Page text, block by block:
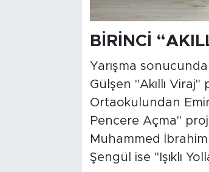
BİRİNCİ
Yarışma
Gülşen "Akıllı
Ortaokulundan
Pencere Açma"
Muhammed İbrahim
Şengül ise "Işıklı